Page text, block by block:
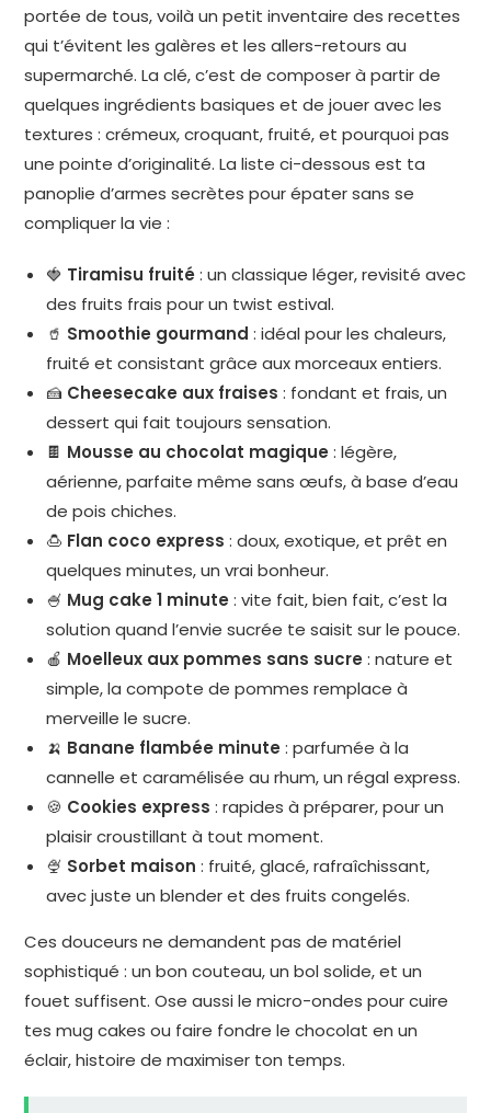
portée de tous, voilà un petit inventaire des recettes
qui t’évitent les galères et les allers-retours au
supermarché. La clé, c’est de composer à partir de
quelques ingrédients basiques et de jouer avec les
textures : crémeux, croquant, fruité, et pourquoi pas
une pointe d’originalité. La liste ci-dessous est ta
panoplie d’armes secrètes pour épater sans se
compliquer la vie :
🍓 Tiramisu fruité : un classique léger, revisité avec
des fruits frais pour un twist estival.
🥤 Smoothie gourmand : idéal pour les chaleurs,
fruité et consistant grâce aux morceaux entiers.
🍰 Cheesecake aux fraises : fondant et frais, un
dessert qui fait toujours sensation.
🍫 Mousse au chocolat magique : légère,
aérienne, parfaite même sans œufs, à base d’eau
de pois chiches.
🍮 Flan coco express : doux, exotique, et prêt en
quelques minutes, un vrai bonheur.
🍧 Mug cake 1 minute : vite fait, bien fait, c’est la
solution quand l’envie sucrée te saisit sur le pouce.
🍎 Moelleux aux pommes sans sucre : nature et
simple, la compote de pommes remplace à
merveille le sucre.
🍌 Banane flambée minute : parfumée à la
cannelle et caramélisée au rhum, un régal express.
🍪 Cookies express : rapides à préparer, pour un
plaisir croustillant à tout moment.
🍨 Sorbet maison : fruité, glacé, rafraîchissant,
avec juste un blender et des fruits congelés.
Ces douceurs ne demandent pas de matériel
sophistiqué : un bon couteau, un bol solide, et un
fouet suffisent. Ose aussi le micro-ondes pour cuire
tes mug cakes ou faire fondre le chocolat en un
éclair, histoire de maximiser ton temps.